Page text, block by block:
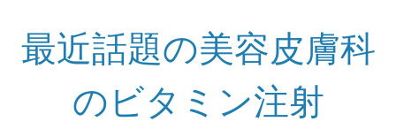
最近話題の美容皮膚科
のビタミン注射